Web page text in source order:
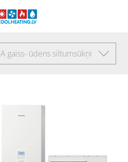
gaiss- ūdens siltumsūkņi